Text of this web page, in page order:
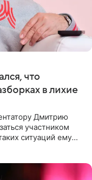
что
в лихие
Дмитрию
участником
ситуаций ему